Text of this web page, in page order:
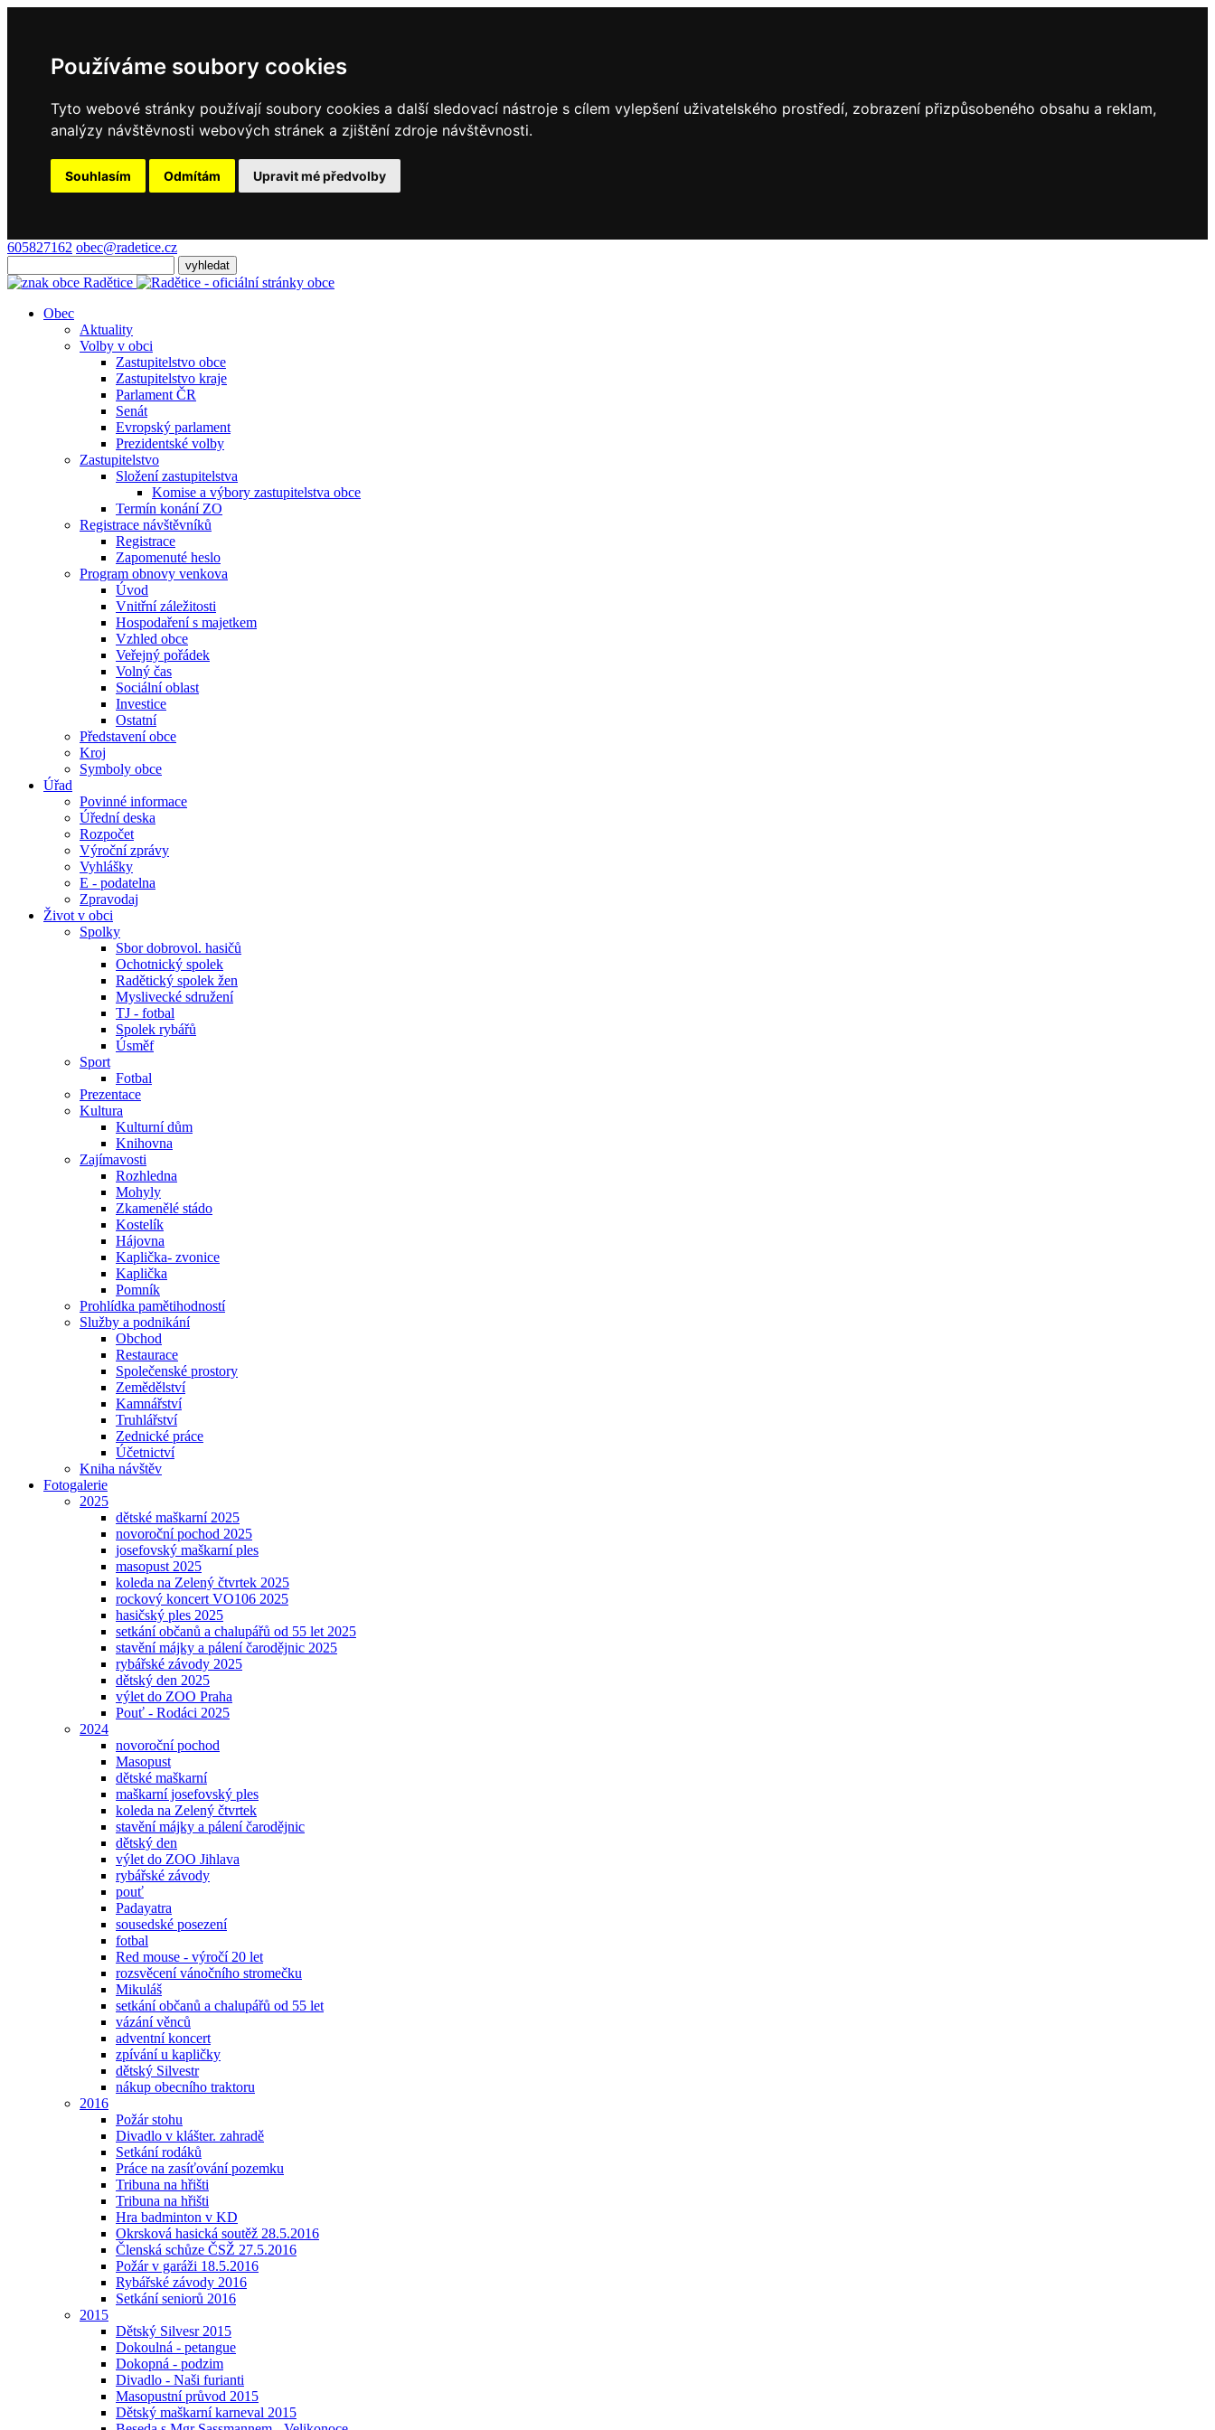
Používáme soubory cookies
Tyto webové stránky používají soubory cookies a další sledovací nástroje s cílem vylepšení uživatelského prostředí, zobrazení přizpůsobeného obsahu a reklam,
analýzy návštěvnosti webových stránek a zjištění zdroje návštěvnosti.
Souhlasím Odmítám Upravit mé předvolby
605827162 obec@radetice.cz
Obec
Aktuality
Volby v obci
Zastupitelstvo obce
Zastupitelstvo kraje
Parlament ČR
Senát
Evropský parlament
Prezidentské volby
Zastupitelstvo
Složení zastupitelstva
Komise a výbory zastupitelstva obce
Termín konání ZO
Registrace návštěvníků
Registrace
Zapomenuté heslo
Program obnovy venkova
Úvod
Vnitřní záležitosti
Hospodaření s majetkem
Vzhled obce
Veřejný pořádek
Volný čas
Sociální oblast
Investice
Ostatní
Představení obce
Kroj
Symboly obce
Úřad
Povinné informace
Úřední deska
Rozpočet
Výroční zprávy
Vyhlášky
E - podatelna
Zpravodaj
Život v obci
Spolky
Sbor dobrovol. hasičů
Ochotnický spolek
Radětický spolek žen
Myslivecké sdružení
TJ - fotbal
Spolek rybářů
Úsměf
Sport
Fotbal
Prezentace
Kultura
Kulturní dům
Knihovna
Zajímavosti
Rozhledna
Mohyly
Zkamenělé stádo
Kostelík
Hájovna
Kaplička- zvonice
Kaplička
Pomník
Prohlídka pamětihodností
Služby a podnikání
Obchod
Restaurace
Společenské prostory
Zemědělství
Kamnářství
Truhlářství
Zednické práce
Účetnictví
Kniha návštěv
Fotogalerie
2025
dětské maškarní 2025
novoroční pochod 2025
josefovský maškarní ples
masopust 2025
koleda na Zelený čtvrtek 2025
rockový koncert VO106 2025
hasičský ples 2025
setkání občanů a chalupářů od 55 let 2025
stavění májky a pálení čarodějnic 2025
rybářské závody 2025
dětský den 2025
výlet do ZOO Praha
Pouť - Rodáci 2025
2024
novoroční pochod
Masopust
dětské maškarní
maškarní josefovský ples
koleda na Zelený čtvrtek
stavění májky a pálení čarodějnic
dětský den
výlet do ZOO Jihlava
rybářské závody
pouť
Padayatra
sousedské posezení
fotbal
Red mouse - výročí 20 let
rozsvěcení vánočního stromečku
Mikuláš
setkání občanů a chalupářů od 55 let
vázání věnců
adventní koncert
zpívání u kapličky
dětský Silvestr
nákup obecního traktoru
2016
Požár stohu
Divadlo v klášter. zahradě
Setkání rodáků
Práce na zasíťování pozemku
Tribuna na hřišti
Tribuna na hřišti
Hra badminton v KD
Okrsková hasická soutěž 28.5.2016
Členská schůze ČSŽ 27.5.2016
Požár v garáži 18.5.2016
Rybářské závody 2016
Setkání seniorů 2016
2015
Dětský Silvesr 2015
Dokoulná - petangue
Dokopná - podzim
Divadlo - Naši furianti
Masopustní průvod 2015
Dětský maškarní karneval 2015